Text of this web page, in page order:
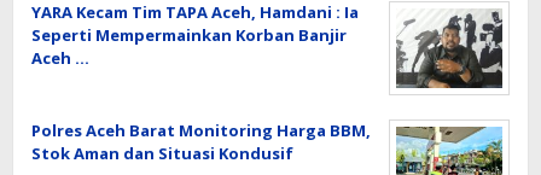
YARA Kecam Tim TAPA Aceh, Hamdani : Ia
Seperti Mempermainkan Korban Banjir
Aceh …
Polres Aceh Barat Monitoring Harga BBM,
Stok Aman dan Situasi Kondusif